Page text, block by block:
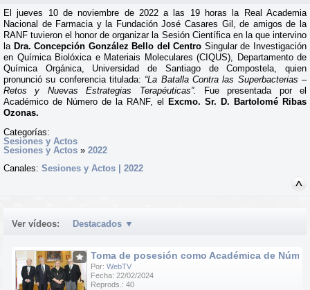
El jueves 10 de noviembre de 2022 a las 19 horas la Real Academia
Nacional de Farmacia y la Fundación José Casares Gil, de amigos de la
RANF tuvieron el honor de organizar la Sesión Científica en la que intervino
la Dra. Concepción González Bello del Centro Singular de Investigación
en Química Biolóxica e Materiais Moleculares (CIQUS), Departamento de
Química Orgánica, Universidad de Santiago de Compostela, quien
pronunció su conferencia titulada: “La Batalla Contra las Superbacterias –
Retos y Nuevas Estrategias Terapéuticas”. Fue presentada por el
Académico de Número de la RANF, el
Excmo. Sr. D. Bartolomé Ribas
Ozonas.
Categorías:
Sesiones y Actos
Sesiones y Actos » 2022
Canales: Sesiones y Actos | 2022
Ver vídeos: Destacados ▼
Toma de posesión como Académica de
Por: WebTV
Fecha: 22/02/2024
Reprods.: 40